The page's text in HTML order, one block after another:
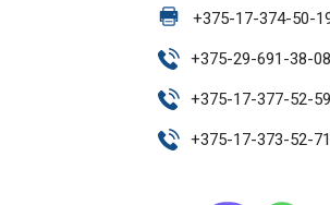
+375-17-374-50-
+375-29-691-38-08
+375-17-377-52-59
+375-17-373-52-71